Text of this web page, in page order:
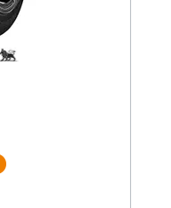
Mehr Informationen zum